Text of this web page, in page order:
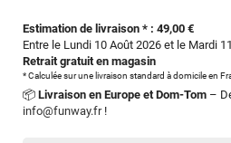
Estimation de livraison * : 49,00 €
Entre le Lundi 10 Août 2026 et le Mardi
Retrait gratuit en magasin
* Calculée sur une livraison standard à domicile en
📦 Livraison en Europe et Dom-Tom –
info@funway.fr!